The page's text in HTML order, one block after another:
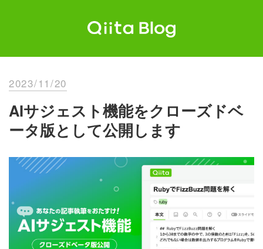
2023/11/20
AIサジェスト機能をクローズドベ
ータ版として公開します